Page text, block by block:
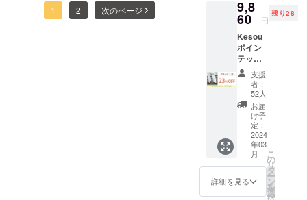
いただきます。また、商品
到着後、14日間以内・室内
ま共通するのは「普段パン
ロジェクトが残り2週間を切
1 2 次のページ
がござ
いま
す。 ※
生産の
都合
上、ま
た社会
情勢の
影響等
によ
り、お
届け時
期に遅
れが発
生する
可能性
がござ
予定価
格
12800
円→早
割価格
9600
円】 ・
お届け
予定：4
月 ・オ
プショ
ンにて
サイズ
をご選
択くだ
さい。
サイズ
9,8
60 円
残り28
Kesou
ポイン
テッド
トゥパ
ンプス
ブラッ
ク1足
パンプ
ス【販
売予定
価格
12800
円→早
割価格
9860
支援
者：
52人
お届
け予
定：
2024
年03
月
詳細を見る
こ
の
リ
タ
ー
ン
を
選
択